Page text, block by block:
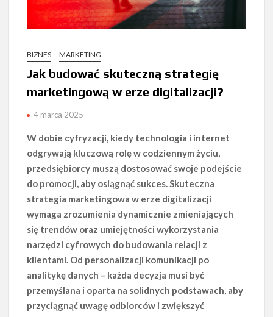
BIZNES MARKETING
Jak budować skuteczną strategię
marketingową w erze digitalizacji?
4 marca 2025
W dobie cyfryzacji, kiedy technologia i internet
odgrywają kluczową rolę w codziennym życiu,
przedsiębiorcy muszą dostosować swoje podejście
do promocji, aby osiągnąć sukces. Skuteczna
strategia marketingowa w erze digitalizacji
wymaga zrozumienia dynamicznie zmieniających
się trendów oraz umiejętności wykorzystania
narzędzi cyfrowych do budowania relacji z
klientami. Od personalizacji komunikacji po
analitykę danych – każda decyzja musi być
przemyślana i oparta na solidnych podstawach, aby
przyciągnąć uwagę odbiorców i zwiększyć